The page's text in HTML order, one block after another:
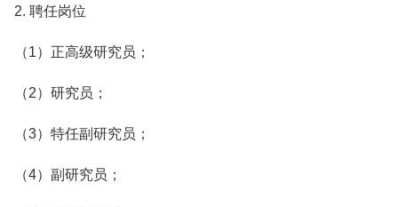
2. 聘任岗位
（1）正高级研究员；
（2）研究员；
（3）特任副研究员；
（4）副研究员；